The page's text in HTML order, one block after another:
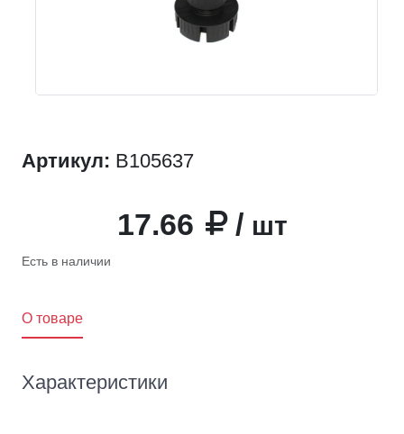
Артикул: B105637
17.66 / шт
Есть в наличии
O товаре
Характеристики